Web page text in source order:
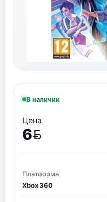
В наличии
Цена
6
BYN
Платформа
Xbox 360